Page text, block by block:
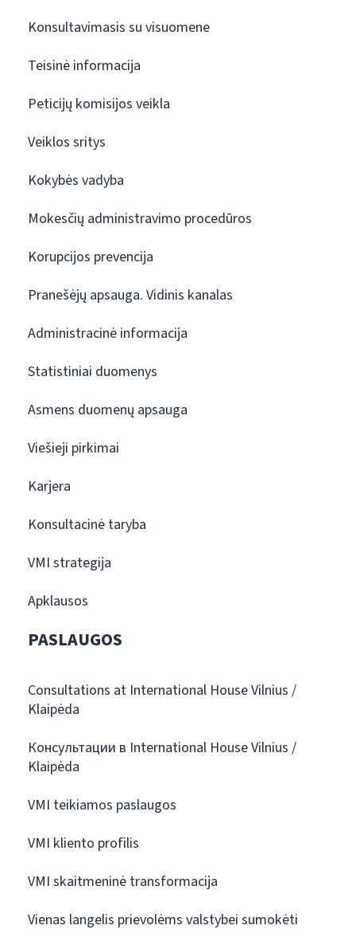
Konsultavimasis su visuomene
Teisinė informacija
Peticijų komisijos veikla
Veiklos sritys
Kokybės vadyba
Mokesčių administravimo procedūros
Korupcijos prevencija
Pranešėjų apsauga. Vidinis kanalas
Administracinė informacija
Statistiniai duomenys
Asmens duomenų apsauga
Viešieji pirkimai
Karjera
Konsultacinė taryba
VMI strategija
Apklausos
PASLAUGOS
Consultations at International House Vilnius /
Klaipėda
Консультации в International House Vilnius /
Klaipėda
VMI teikiamos paslaugos
VMI kliento profilis
VMI skaitmeninė transformacija
Vienas langelis prievolėms valstybei sumokėti